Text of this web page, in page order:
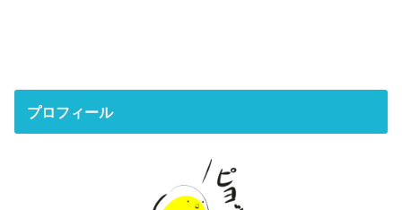
プロフィール